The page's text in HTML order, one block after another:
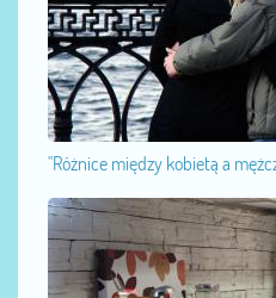
"Różnice między kobietą a